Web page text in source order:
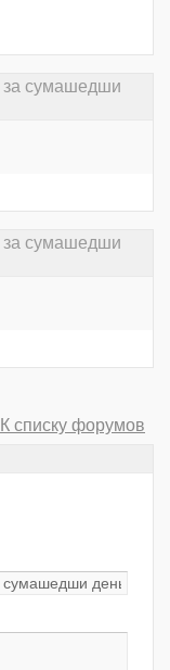
за сумашедши
за сумашедши
К списку форумов